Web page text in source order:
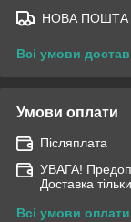
НОВА ПОШТА
Всі умови
Умови оплати
Післяплата
УВАГА!
Доставка
Всі умови оплати